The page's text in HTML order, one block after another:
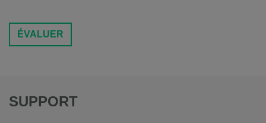
ÉVALUER
SUPPORT